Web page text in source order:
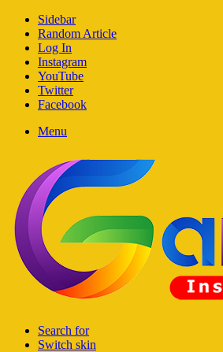
Sidebar
Random Article
Log In
Instagram
YouTube
Twitter
Facebook
Menu
Search for
Switch skin